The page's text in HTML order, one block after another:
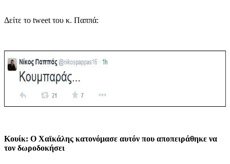
Δείτε το tweet του κ. Παππά:
Κουίκ: Ο Χαϊκάλης κατονόμασε αυτόν που αποπειράθηκε να
τον δωροδοκήσει